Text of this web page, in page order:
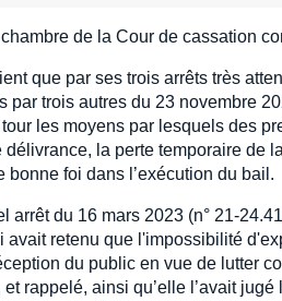
de la Cour de cassation
que par ses trois arrêts très
par trois autres du 23 novembre
les moyens par lesquels des
délivrance, la perte temporaire de
bonne foi dans l’exécution du bail.
arrêt du 16 mars 2023 (n° 21-
avait retenu que l'impossibilité
du public en vue de lutter
rappelé, ainsi qu’elle l’avait